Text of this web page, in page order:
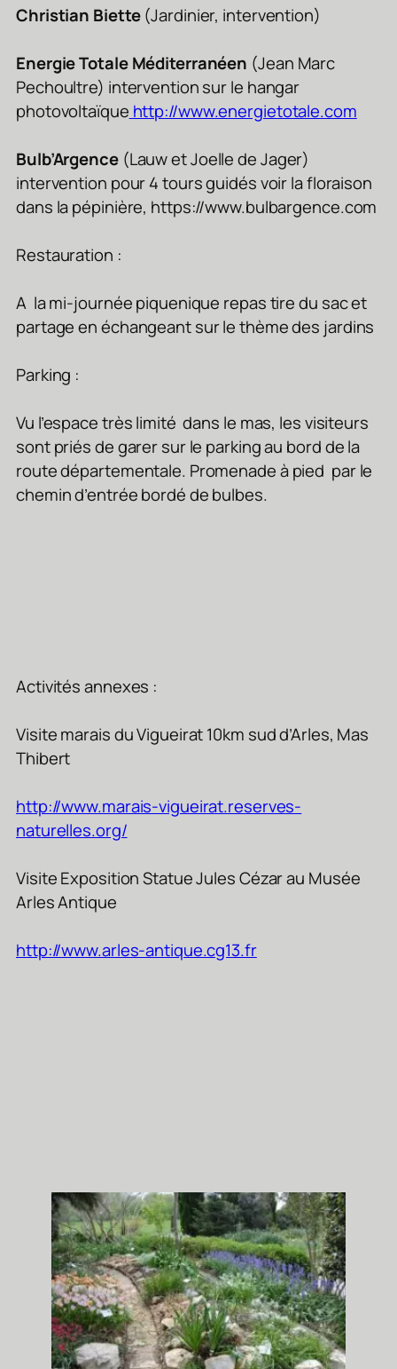
Christian Biette(Jardinier, intervention)
Energie Totale Méditerranéen (Jean Marc
Pechoultre) intervention sur le hangar
photovoltaïque http://www.energietotale.com
Bulb’Argence(Lauw et Joelle de Jager)
intervention pour 4 tours guidés voir la floraison
dans la pépinière, https://www.bulbargence.com
Restauration :
A la mi-journée piquenique repas tire du sac et
partage en échangeant sur le thème des jardins
Parking :
Vu l’espace très limité dans le mas, les visiteurs
sont priés de garer sur le parking au bord de la
route départementale. Promenade à pied par le
chemin d’entrée bordé de bulbes.
Activités annexes :
Visite marais du Vigueirat 10km sud d’Arles, Mas
Thibert
http://www.marais-vigueirat.reserves-
naturelles.org/
Visite Exposition Statue Jules Cézar au Musée
Arles Antique
http://www.arles-antique.cg13.fr